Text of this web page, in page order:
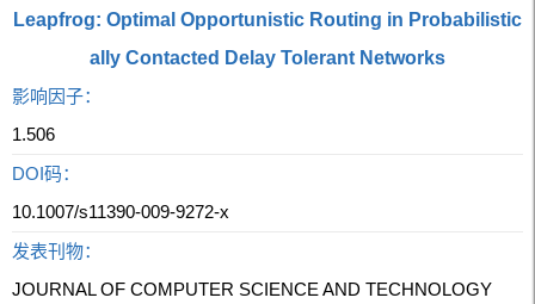
Leapfrog: Optimal Opportunistic Routing in Probabilistic
ally Contacted Delay Tolerant Networks
影响因子：
1.506
DOI码：
10.1007/s11390-009-9272-x
发表刊物：
JOURNAL OF COMPUTER SCIENCE AND TECHNOLOGY